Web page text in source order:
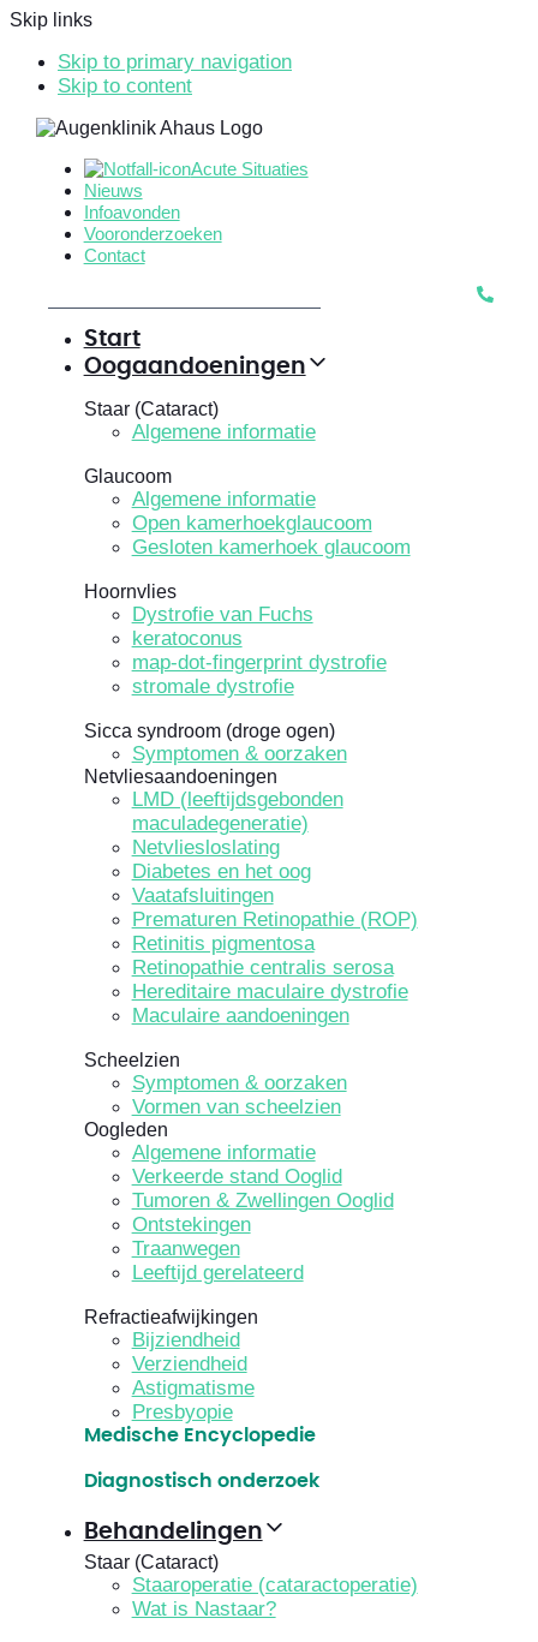
Skip links
Skip to primary navigation
Skip to content
Acute Situaties
Nieuws
Infoavonden
Vooronderzoeken
Contact
Start
Oogaandoeningen
Staar (Cataract)
Algemene informatie
Glaucoom
Algemene informatie
Open kamerhoekglaucoom
Gesloten kamerhoek glaucoom
Hoornvlies
Dystrofie van Fuchs
keratoconus
map-dot-fingerprint dystrofie
stromale dystrofie
Sicca syndroom (droge ogen)
Symptomen & oorzaken
Netvliesaandoeningen
LMD (leeftijdsgebonden
maculadegeneratie)
Netvliesloslating
Diabetes en het oog
Vaatafsluitingen
Prematuren Retinopathie (ROP)
Retinitis pigmentosa
Retinopathie centralis serosa
Hereditaire maculaire dystrofie
Maculaire aandoeningen
Scheelzien
Symptomen & oorzaken
Vormen van scheelzien
Oogleden
Algemene informatie
Verkeerde stand Ooglid
Tumoren & Zwellingen Ooglid
Ontstekingen
Traanwegen
Leeftijd gerelateerd
Refractieafwijkingen
Bijziendheid
Verziendheid
Astigmatisme
Presbyopie
Medische Encyclopedie
Diagnostisch onderzoek
Behandelingen
Staar (Cataract)
Staaroperatie (cataractoperatie)
Wat is Nastaar?